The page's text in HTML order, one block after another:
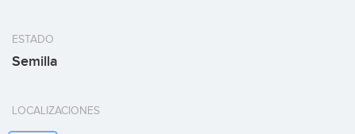
ESTADO
Semilla
LOCALIZACIONES